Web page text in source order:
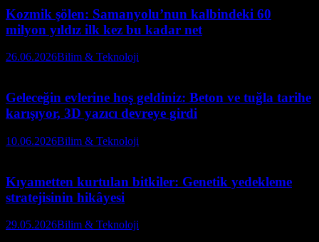
Kozmik şölen: Samanyolu’nun kalbindeki 60
milyon yıldız ilk kez bu kadar net
26.06.2026Bilim & Teknoloji
Geleceğin evlerine hoş geldiniz: Beton ve tuğla tarihe
karışıyor, 3D yazıcı devreye girdi
10.06.2026Bilim & Teknoloji
Kıyametten kurtulan bitkiler: Genetik yedekleme
stratejisinin hikâyesi
29.05.2026Bilim & Teknoloji